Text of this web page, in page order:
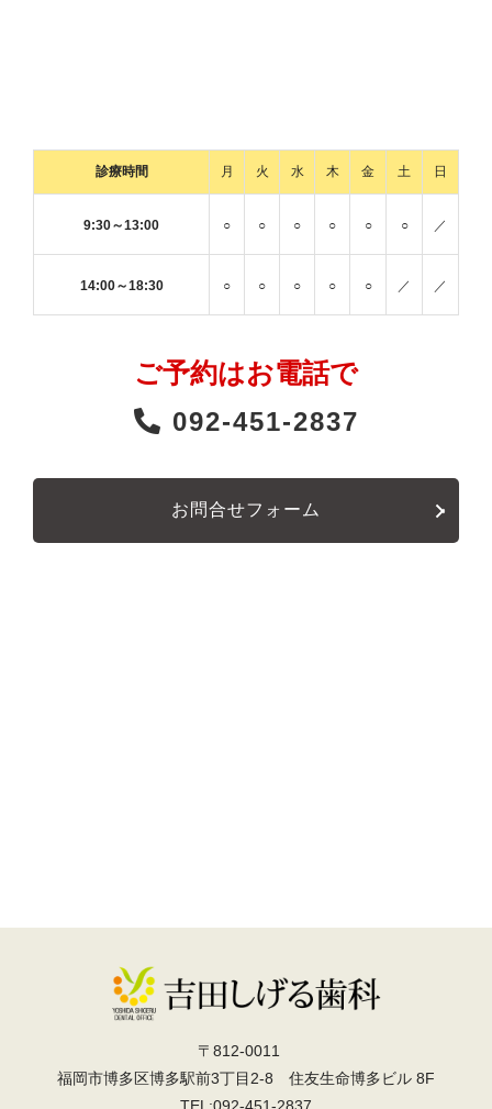
診療時間 月 火 水 木 金 土 日
9:30～13:00 ○ ○ ○ ○ ○ ○ ／
14:00～18:30 ○ ○ ○ ○ ○ ／ ／
ご予約はお電話で
092-451-2837
お問合せフォーム
〒812-0011
福岡市博多区博多駅前3丁目2-8 住友生命博多ビル 8F